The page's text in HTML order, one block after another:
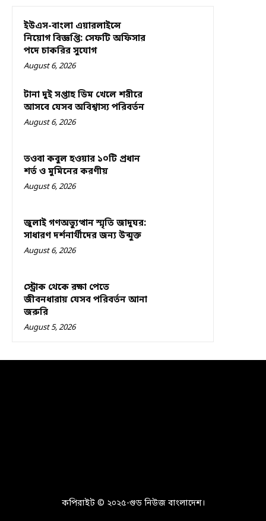
ইউএস-বাংলা এয়ারলাইন্সে
নিয়োগ বিজ্ঞপ্তি: সেফটি অফিসার
পদে চাকরির সুযোগ
August 6, 2026
টানা দুই সপ্তাহ ডিম খেলে শরীরে
আসবে যেসব অবিশ্বাস্য পরিবর্তন
August 6, 2026
তওবা কবুল হওয়ার ১০টি প্রধান
শর্ত ও মুমিনের করণীয়
August 6, 2026
জুলাই গণঅভ্যুত্থান স্মৃতি জাদুঘর:
সাধারণ দর্শনার্থীদের জন্য উন্মুক্ত
August 6, 2026
স্ট্রোক থেকে রক্ষা পেতে
জীবনধারায় যেসব পরিবর্তন আনা
জরুরি
August 5, 2026
কপিরাইট © ২০২৫-গুড নিউজ বাংলাদেশ।